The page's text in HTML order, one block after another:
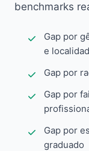
benchmarks
Gap por
e
Gap por
Gap por
Gap por
graduado